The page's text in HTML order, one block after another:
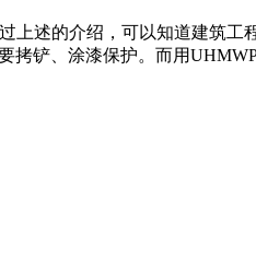
述的介绍，可以知道建筑工
拷铲、涂漆保护。而用